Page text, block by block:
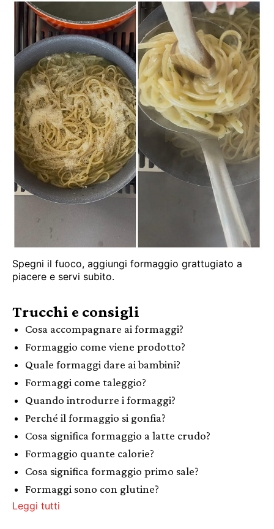
Spegni il fuoco, aggiungi formaggio grattugiato a
piacere e servi subito.
Trucchi e consigli
Cosa accompagnare ai formaggi?
Formaggio come viene prodotto?
Quale formaggi dare ai bambini?
Formaggi come taleggio?
Quando introdurre i formaggi?
Perché il formaggio si gonfia?
Cosa significa formaggio a latte crudo?
Formaggio quante calorie?
Cosa significa formaggio primo sale?
Formaggi sono con glutine?
Leggi tutti